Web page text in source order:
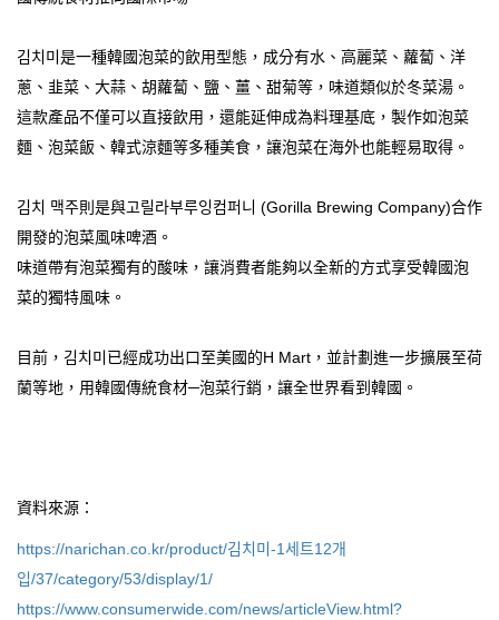
김치미是一種韓國泡菜的飲用型態，成分有水、高麗菜、蘿蔔、洋
蔥、韭菜、大蒜、胡蘿蔔、鹽、薑、甜菊等，味道類似於冬菜湯。
這款產品不僅可以直接飲用，還能延伸成為料理基底，製作如泡菜
麵、泡菜飯、韓式涼麵等多種美食，讓泡菜在海外也能輕易取得。
김치 맥주則是與고릴라부루잉컴퍼니 (Gorilla Brewing Company)合作
開發的泡菜風味啤酒。
味道帶有泡菜獨有的酸味，讓消費者能夠以全新的方式享受韓國泡
菜的獨特風味。
目前，김치미已經成功出口至美國的H Mart，並計劃進一步擴展至荷
蘭等地，用韓國傳統食材─泡菜行銷，讓全世界看到韓國。
資料來源：
https://narichan.co.kr/product/김치미-1세트12개
입/37/category/53/display/1/
https://www.consumerwide.com/news/articleView.html?